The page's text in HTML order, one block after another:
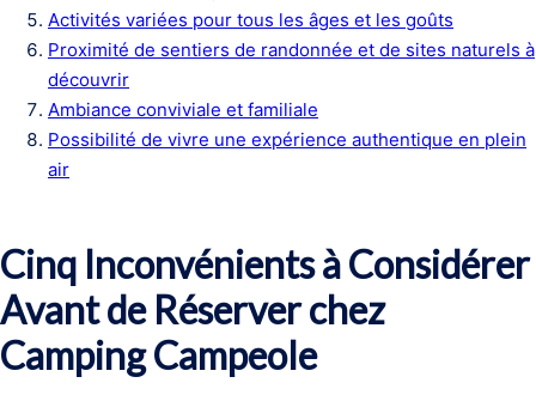
Activités variées pour tous les âges et les goûts
Proximité de sentiers de randonnée et de sites naturels à
découvrir
Ambiance conviviale et familiale
Possibilité de vivre une expérience authentique en plein
air
Cinq Inconvénients à Considérer
Avant de Réserver chez
Camping Campeole